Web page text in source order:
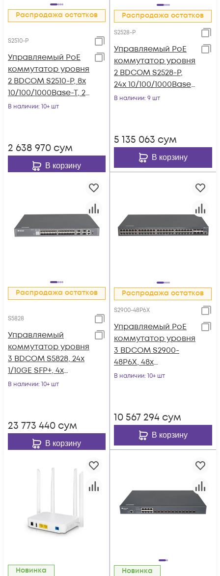
Распродажа остатков
S2510-P
Управляемый PoE
коммутатор уровня
2 BDCOM S2510-P, 8x
10/100/1000Base-T, 2x
100/1000BASE-X
В наличии: 10+ шт
2 638 970 сум
В корзину
Распродажа остатков
S2528-P
Управляемый PoE
коммутатор уровня
2 BDCOM S2528-P,
24x 10/100/1000Base-
T PoE 802.3af/at до
В наличии: 9 шт
5 135 063 сум
В корзину
Распродажа остатков
S5828
Управляемый
коммутатор уровня
3 BDCOM S5828, 24x
1/10GE SFP+, 4x
40/100GE QSFP28+,
В наличии: 10+ шт
23 773 440 сум
В корзину
Распродажа остатков
S2900-48P6X
Управляемый PoE
коммутатор уровня
3 BDCOM S2900-
48P6X, 48x
10/100/1000Base-T
В наличии: 10+ шт
10 567 294 сум
В корзину
Новинка Новинка